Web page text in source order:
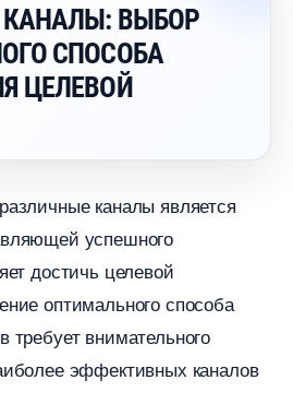
ВЫБОР
СПОСОБА
ЦЕЛЕВОЙ
каналы является
успешного
достичь целевой
оптимального способа
требует внимательного
эффективных канало